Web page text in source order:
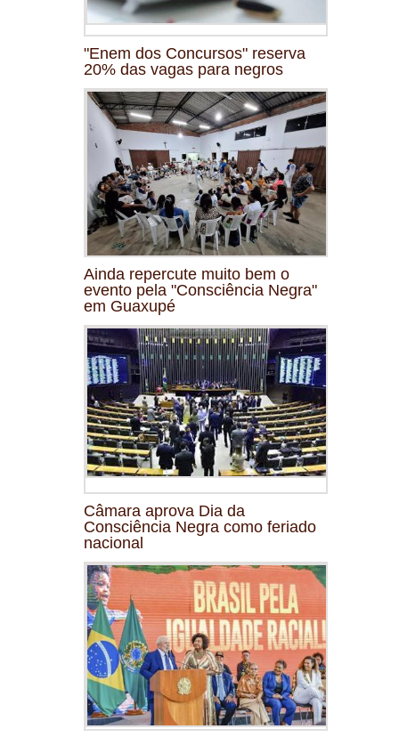
"Enem dos Concursos" reserva
20% das vagas para negros
Ainda repercute muito bem o
evento pela "Consciência Negra"
em Guaxupé
Câmara aprova Dia da
Consciência Negra como feriado
nacional